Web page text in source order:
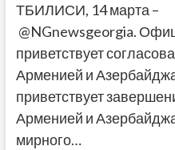
ТБИЛИСИ, 14 марта –
@NGnewsgeorgia.
приветствует
Арменией и
приветствует
Арменией и
мирного…